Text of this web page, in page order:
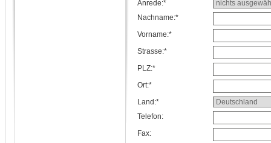
Anrede:*
Nachname:*
Vorname:*
Strasse:*
PLZ:*
Ort:*
Land:*
Telefon:
Fax: